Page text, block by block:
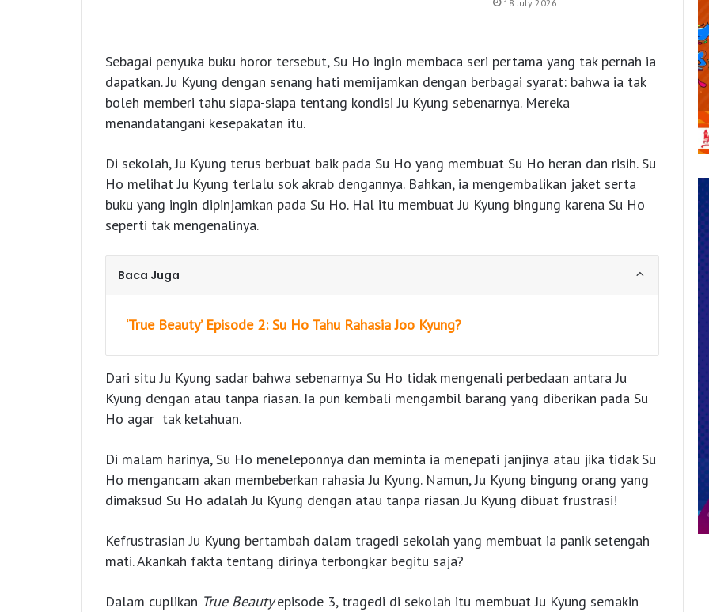
18 July 2026
Sebagai penyuka buku horor tersebut, Su Ho ingin membaca seri pertama yang tak pernah ia
dapatkan. Ju Kyung dengan senang hati memijamkan dengan berbagai syarat: bahwa ia tak
boleh memberi tahu siapa-siapa tentang kondisi Ju Kyung sebenarnya. Mereka
menandatangani kesepakatan itu.
Di sekolah, Ju Kyung terus berbuat baik pada Su Ho yang membuat Su Ho heran dan risih. Su
Ho melihat Ju Kyung terlalu sok akrab dengannya. Bahkan, ia mengembalikan jaket serta
buku yang ingin dipinjamkan pada Su Ho. Hal itu membuat Ju Kyung bingung karena Su Ho
seperti tak mengenalinya.
Baca Juga
‘True Beauty’ Episode 2: Su Ho Tahu Rahasia Joo Kyung?
Dari situ Ju Kyung sadar bahwa sebenarnya Su Ho tidak mengenali perbedaan antara Ju
Kyung dengan atau tanpa riasan. Ia pun kembali mengambil barang yang diberikan pada Su
Ho agar tak ketahuan.
Di malam harinya, Su Ho meneleponnya dan meminta ia menepati janjinya atau jika tidak Su
Ho mengancam akan membeberkan rahasia Ju Kyung. Namun, Ju Kyung bingung orang yang
dimaksud Su Ho adalah Ju Kyung dengan atau tanpa riasan. Ju Kyung dibuat frustrasi!
Kefrustrasian Ju Kyung bertambah dalam tragedi sekolah yang membuat ia panik setengah
mati. Akankah fakta tentang dirinya terbongkar begitu saja?
Dalam cuplikan True Beautyepisode 3, tragedi di sekolah itu membuat Ju Kyung semakin